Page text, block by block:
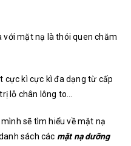
với mặt nạ là thói quen chăm
cực kì cực kì đa dạng từ cấp
lỗ chân lông to…
sẽ tìm hiểu về mặt nạ
sách các mặt nạ dưỡng